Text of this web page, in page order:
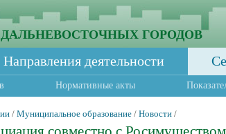
ГОРОДОВ
Направления деятельности
Нормативные акты
/ Муниципальное образование / Новости /